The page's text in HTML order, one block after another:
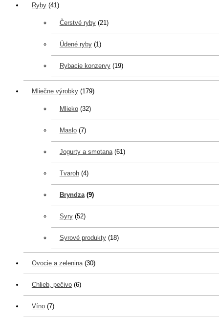
Ryby (41)
Čerstvé ryby (21)
Údené ryby (1)
Rybacie konzervy (19)
Mliečne výrobky (179)
Mlieko (32)
Maslo (7)
Jogurty a smotana (61)
Tvaroh (4)
Bryndza (9)
Syry (52)
Syrové produkty (18)
Ovocie a zelenina (30)
Chlieb, pečivo (6)
Víno (7)